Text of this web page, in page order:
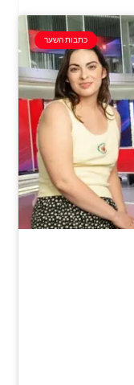
כתבות השער